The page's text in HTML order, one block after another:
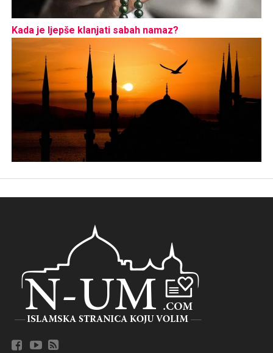
Kada je ljepše klanjati sabah namaz?